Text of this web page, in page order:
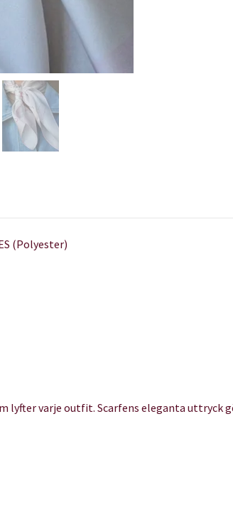
(Polyester)
lyfter varje outfit. Scarfens eleganta uttryck